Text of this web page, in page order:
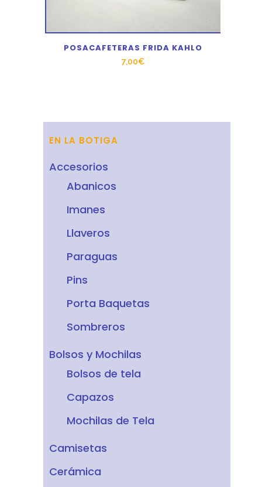
POSACAFETERAS FRIDA KAHLO
7,00€
EN LA BOTIGA
Accesorios
Abanicos
Imanes
Llaveros
Paraguas
Pins
Porta Baquetas
Sombreros
Bolsos y Mochilas
Bolsos de tela
Capazos
Mochilas de Tela
Camisetas
Cerámica